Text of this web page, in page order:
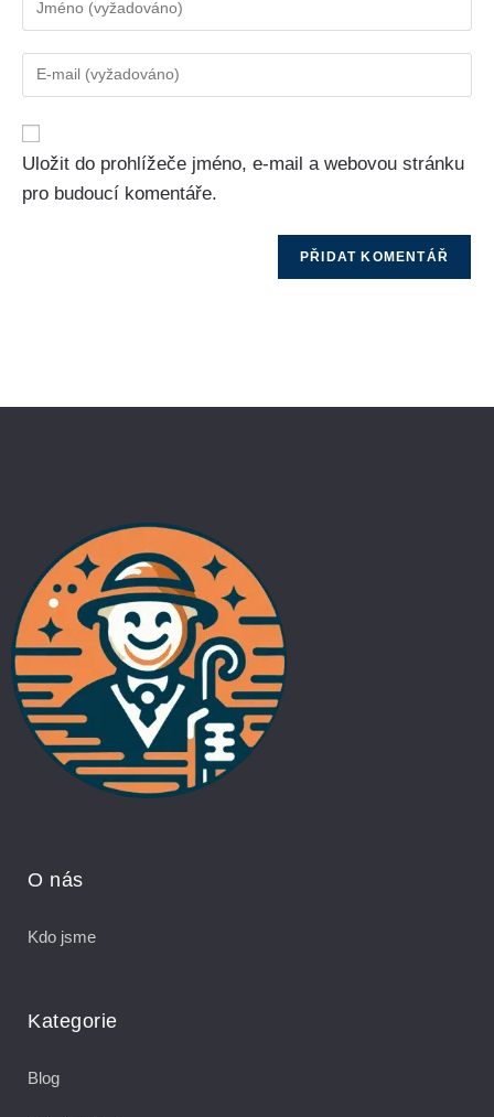
Uložit do prohlížeče jméno, e-mail a webovou stránku
pro budoucí komentáře.
O nás
Kdo jsme
Kategorie
Blog